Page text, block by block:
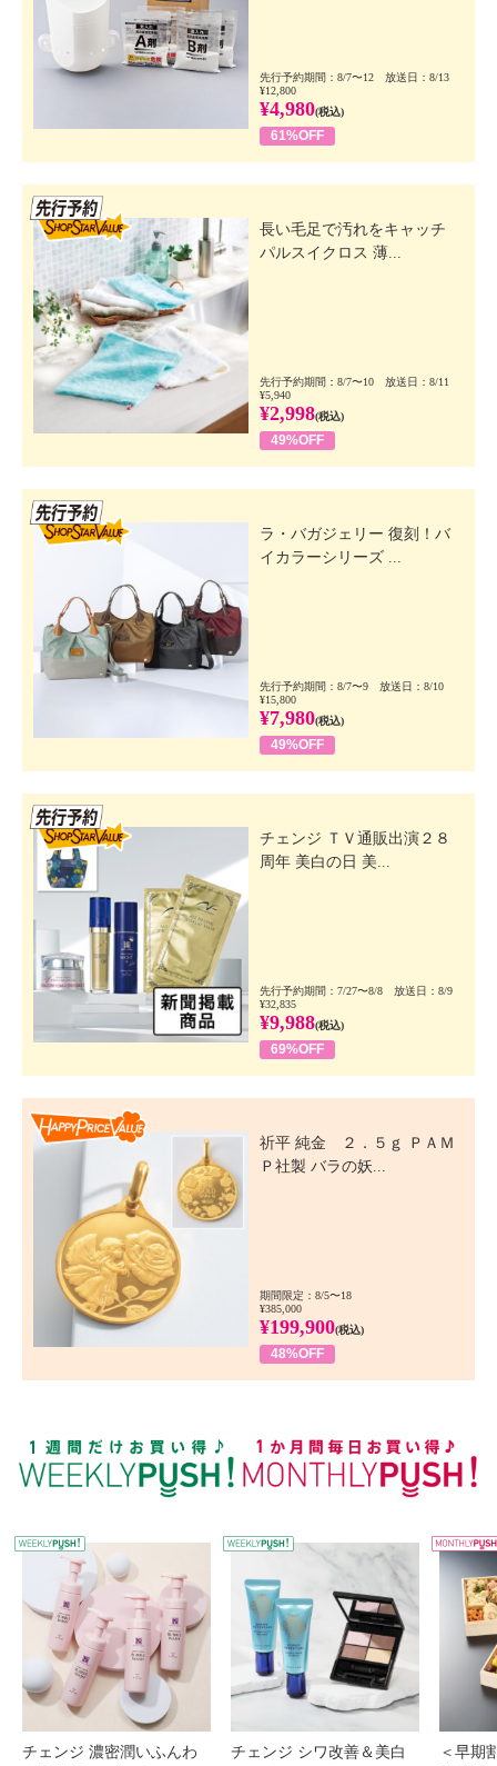
先行予約期間：8/7〜12 放送日：8/13
¥12,800
¥4,980(税込)
61%OFF
長い毛足で汚れをキャッチ
パルスイクロス 薄...
先行予約期間：8/7〜10 放送日：8/11
¥5,940
¥2,998(税込)
49%OFF
ラ・バガジェリー 復刻！バ
イカラーシリーズ ...
先行予約期間：8/7〜9 放送日：8/10
¥15,800
¥7,980(税込)
49%OFF
チェンジ ＴＶ通販出演２８
周年 美白の日 美...
先行予約期間：7/27〜8/8 放送日：8/9
¥32,835
¥9,988(税込)
69%OFF
祈平 純金 ２．５ｇ ＰＡＭ
Ｐ社製 バラの妖...
期間限定：8/5〜18
¥385,000
¥199,900(税込)
48%OFF
WEEKLY PUSH
チェンジ 濃密潤いふんわ
チェンジ シワ改善＆美白
＜早期